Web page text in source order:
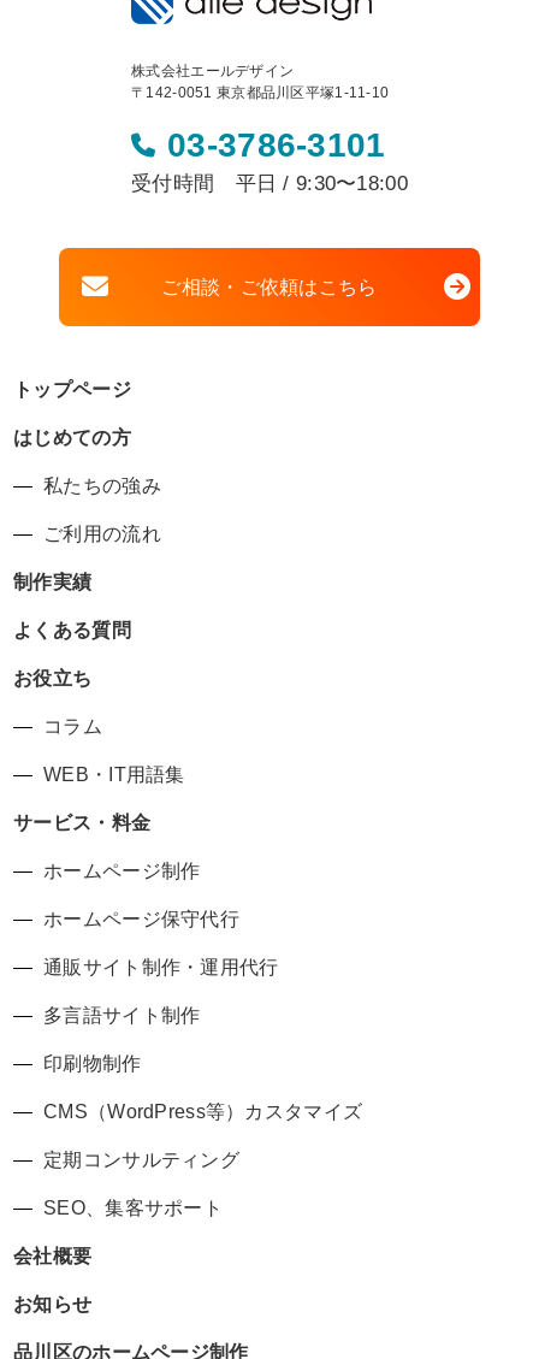
株式会社エールデザイン
〒142-0051 東京都品川区平塚1-11-10
03-3786-3101
受付時間 平日 / 9:30〜18:00
ご相談・ご依頼はこちら
トップページ
はじめての方
私たちの強み
ご利用の流れ
制作実績
よくある質問
お役立ち
コラム
WEB・IT用語集
サービス・料金
ホームページ制作
ホームページ保守代行
通販サイト制作・運用代行
多言語サイト制作
印刷物制作
CMS（WordPress等）カスタマイズ
定期コンサルティング
SEO、集客サポート
会社概要
お知らせ
品川区のホームページ制作